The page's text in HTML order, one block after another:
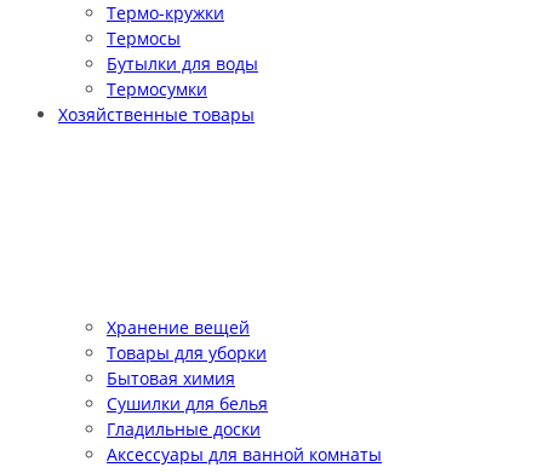
Термо-кружки
Термосы
Бутылки для воды
Термосумки
Хозяйственные товары
Хранение вещей
Товары для уборки
Бытовая химия
Сушилки для белья
Гладильные доски
Аксессуары для ванной комнаты